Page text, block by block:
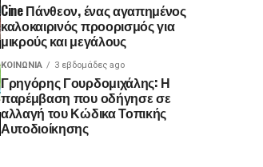
Cine Πάνθεον, ένας αγαπημένος
καλοκαιρινός προορισμός για
μικρούς και μεγάλους
ΚΟΙΝΩΝΊΑ 3 εβδομάδες ago
Γρηγόρης Γουρδομιχάλης: Η
παρέμβαση που οδήγησε σε
αλλαγή του Κώδικα Τοπικής
Αυτοδιοίκησης